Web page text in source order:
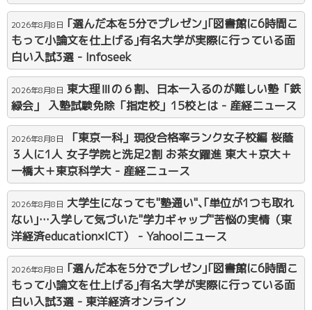
2026年8月8日 ｢選んだ本を5分でプレゼン｣｢図書館に6時間こ
もって小論文を仕上げる｣有名大学が実際に行っている面
白い入試3選 - Infoseek
2026年8月8日 東大理Ⅲの６割、日本一入るのが難しい塾「鉄
緑会」 入塾試験免除「指定校」15校とは - 産経ニュース
2026年8月8日
「東京一科」現役合格率ランク女子校編 桜蔭
３人に1人 女子学院と洗足2割 お茶女躍進 東大＋京大＋
一橋大＋東京科学大 - 産経ニュース
2026年8月8日 大学生になっても"塾通い"､｢単位が1つも取れ
ない｣…入学して気づいた"学力ギャップ"苦悩の実情（東
洋経済education×ICT） - Yahoo!ニュース
2026年8月8日 ｢選んだ本を5分でプレゼン｣｢図書館に6時間こ
もって小論文を仕上げる｣有名大学が実際に行っている面
白い入試3選 - 東洋経済オンライン